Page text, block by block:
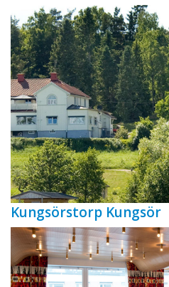
Kungsörstorp Kungsör